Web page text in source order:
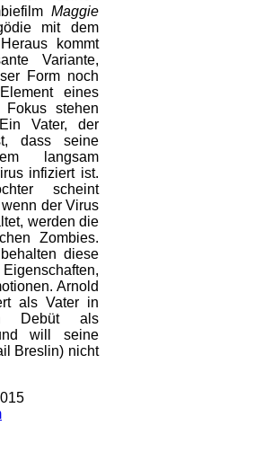
Maggie
mit dem
kommt
Variante,
Form noch
eines
stehen
Vater, der
dass seine
langsam
infiziert ist.
scheint
der Virus
werden die
Zombies.
diese
Arnold
als Vater in
Debüt als
will seine
Breslin) nicht